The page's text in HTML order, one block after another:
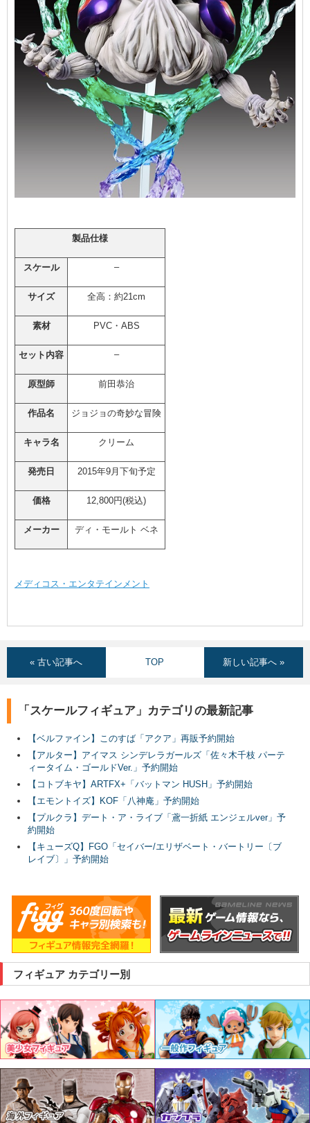
製品仕様
スケール –
サイズ 全高：約21cm
素材 PVC・ABS
セット内容 –
原型師 前田恭治
作品名 ジョジョの奇妙な冒険
キャラ名 クリーム
発売日 2015年9月下旬予定
価格 12,800円(税込)
メーカー ディ・モールト ベネ
メディコス・エンタテインメント
« 古い記事へ TOP 新しい記事へ »
「スケールフィギュア」カテゴリの最新記事
【ベルファイン】このすば「アクア」再販予約開始
【アルター】アイマス シンデレラガールズ「佐々木千枝 パーテ
ィータイム・ゴールドVer.」予約開始
【コトブキヤ】ARTFX+「バットマン HUSH」予約開始
【エモントイズ】KOF「八神庵」予約開始
【プルクラ】デート・ア・ライブ「鳶一折紙 エンジェルver」予
約開始
【キューズQ】FGO「セイバー/エリザベート・バートリー〔ブ
レイブ〕」予約開始
フィギュア カテゴリー別